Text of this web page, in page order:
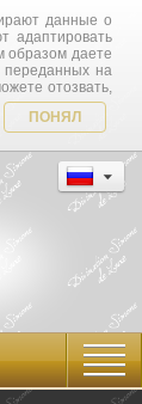
данные о
адаптировать
образом даете
переданных на
отозвать,
ПОНЯЛ